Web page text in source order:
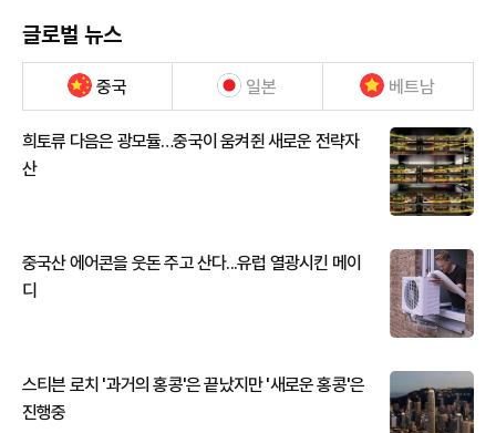
글로벌 뉴스
중국 일본 베트남
희토류 다음은 광모듈…중국이 움켜쥔 새로운 전략자
산
중국산 에어콘을 웃돈 주고 산다...유럽 열광시킨 메이
디
스티븐 로치 '과거의 홍콩'은 끝났지만 '새로운 홍콩'은
진행중